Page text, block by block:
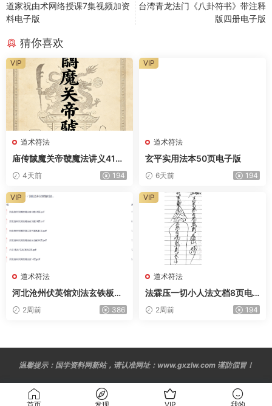
道家祝由术网络授课7集视频加资
料电子版
台湾青龙法门《八卦符书》带注释
版四册电子版
猜你喜欢
道术符法
庙传馘魔关帝虢魔法讲义41页
电子版
4天前 194
VIP
道术符法
玄平实用法本50页电子版
6天前 194
VIP
道术符法
河北沧州伏英馆刘法玄铁板正
法三七教法本合计153页电子
版
2周前 386
VIP
道术符法
法霖压一切小人法文档8页电
子版2周前 194
VIP
温馨提示：国学资料网新站，请认准网址：www.gxzlw.com 谨防假冒！